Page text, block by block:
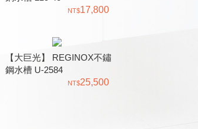
17,800
【大巨光】 REGINOX不鏽
鋼水槽 U-2584
25,500